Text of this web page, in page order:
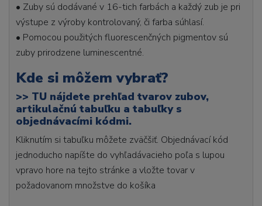
• Zuby sú dodávané v 16-tich farbách a každý zub je pri
výstupe z výroby kontrolovaný, či farba súhlasí.
• Pomocou použitých fluorescenčných pigmentov sú
zuby prirodzene luminescentné.
Kde si môžem vybrať?
>> TU nájdete prehľad tvarov zubov,
artikulačnú tabuľku a tabuľky s
objednávacími kódmi.
Kliknutím si tabuľku môžete zväčšiť. Objednávací kód
jednoducho napíšte do vyhľadávacieho poľa s lupou
vpravo hore na tejto stránke a vložte tovar v
požadovanom množstve do košíka